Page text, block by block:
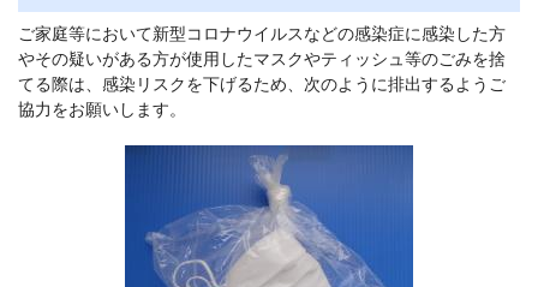
ご家庭等において新型コロナウイルスなどの感染症に感染した方
やその疑いがある方が使用したマスクやティッシュ等のごみを捨
てる際は、感染リスクを下げるため、次のように排出するようご
協力をお願いします。